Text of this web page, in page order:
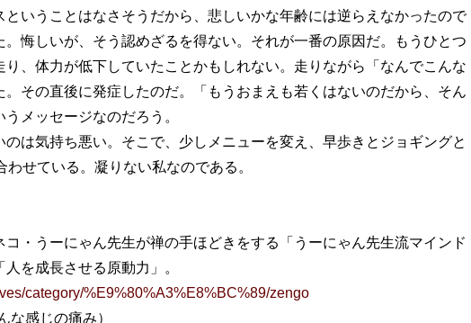
いうことはなさそうだから、悲しいかな年齢には逆らえなかったので
。悔しいが、そう認めざるを得ない。それが一番の原因だ。もうひとつ
、体力が低下していたことかもしれない。走りながら「なんでこんな
。その直後に発症したのだ。「もうおまえも若くはないのだから、そん
メッセージなのだろう。
は気持ち悪い。そこで、少しメニューを変え、早歩きとジョギングと
せている。凝りない私なのである。
・うーにゃん先生が禅の手ほどきをする「うーにゃん先生流マインド
を成長させる原動力」。
category/%E9%80%A3%E8%BC%89/zengo
な感じの痛み）